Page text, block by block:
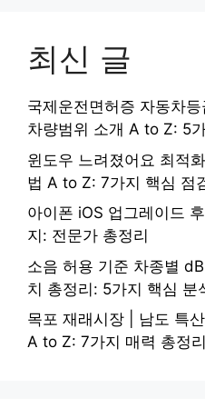
최신 글
국제운전면허증 자동차
차량범위 소개 A to Z: 5
윈도우 느려졌어요 최적
법 A to Z: 7가지 핵심 점
아이폰 iOS 업그레이드
지: 전문가 총정리
소음 허용 기준 차종별
치 총정리: 5가지 핵심 분
목포 재래시장 | 남도 특
A to Z: 7가지 매력 총정리